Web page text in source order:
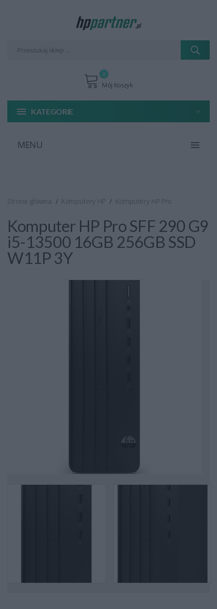
Mój Koszyk
0
KATEGORIE
MENU
Strona główna Komputery HP Komputery HP Pro
Komputer HP Pro SFF 290 G9
i5-13500 16GB 256GB SSD
W11P 3Y